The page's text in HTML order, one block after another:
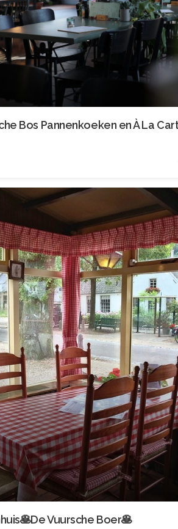
Vuursche Boer🥞